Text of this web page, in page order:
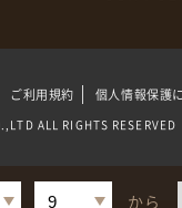
から
ご利用規約 個人情報保護
ALL RIGHTS RESERVED